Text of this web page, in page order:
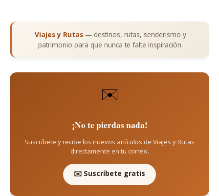
Viajes y Rutas — destinos, rutas, senderismo y
patrimonio para que nunca te falte inspiración.
✉️
¡No te pierdas nada!
Suscríbete y recibe los nuevos artículos de Viajes y Rutas
directamente en tu correo.
✉️ Suscríbete gratis